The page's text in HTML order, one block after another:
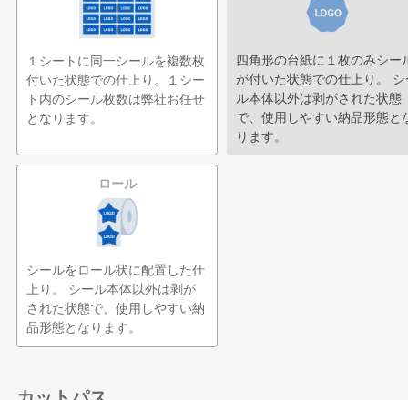
１シートに同一シールを複数枚
付いた状態での仕上り。１シー
ト内のシール枚数は弊社お任せ
となります。
四角形の台紙に１枚のみシー
が付いた状態での仕上り。 シ
ル本体以外は剥がされた状態
で、使用しやすい納品形態と
ります。
ロール
シールをロール状に配置した仕
上り。 シール本体以外は剥が
された状態で、使用しやすい納
品形態となります。